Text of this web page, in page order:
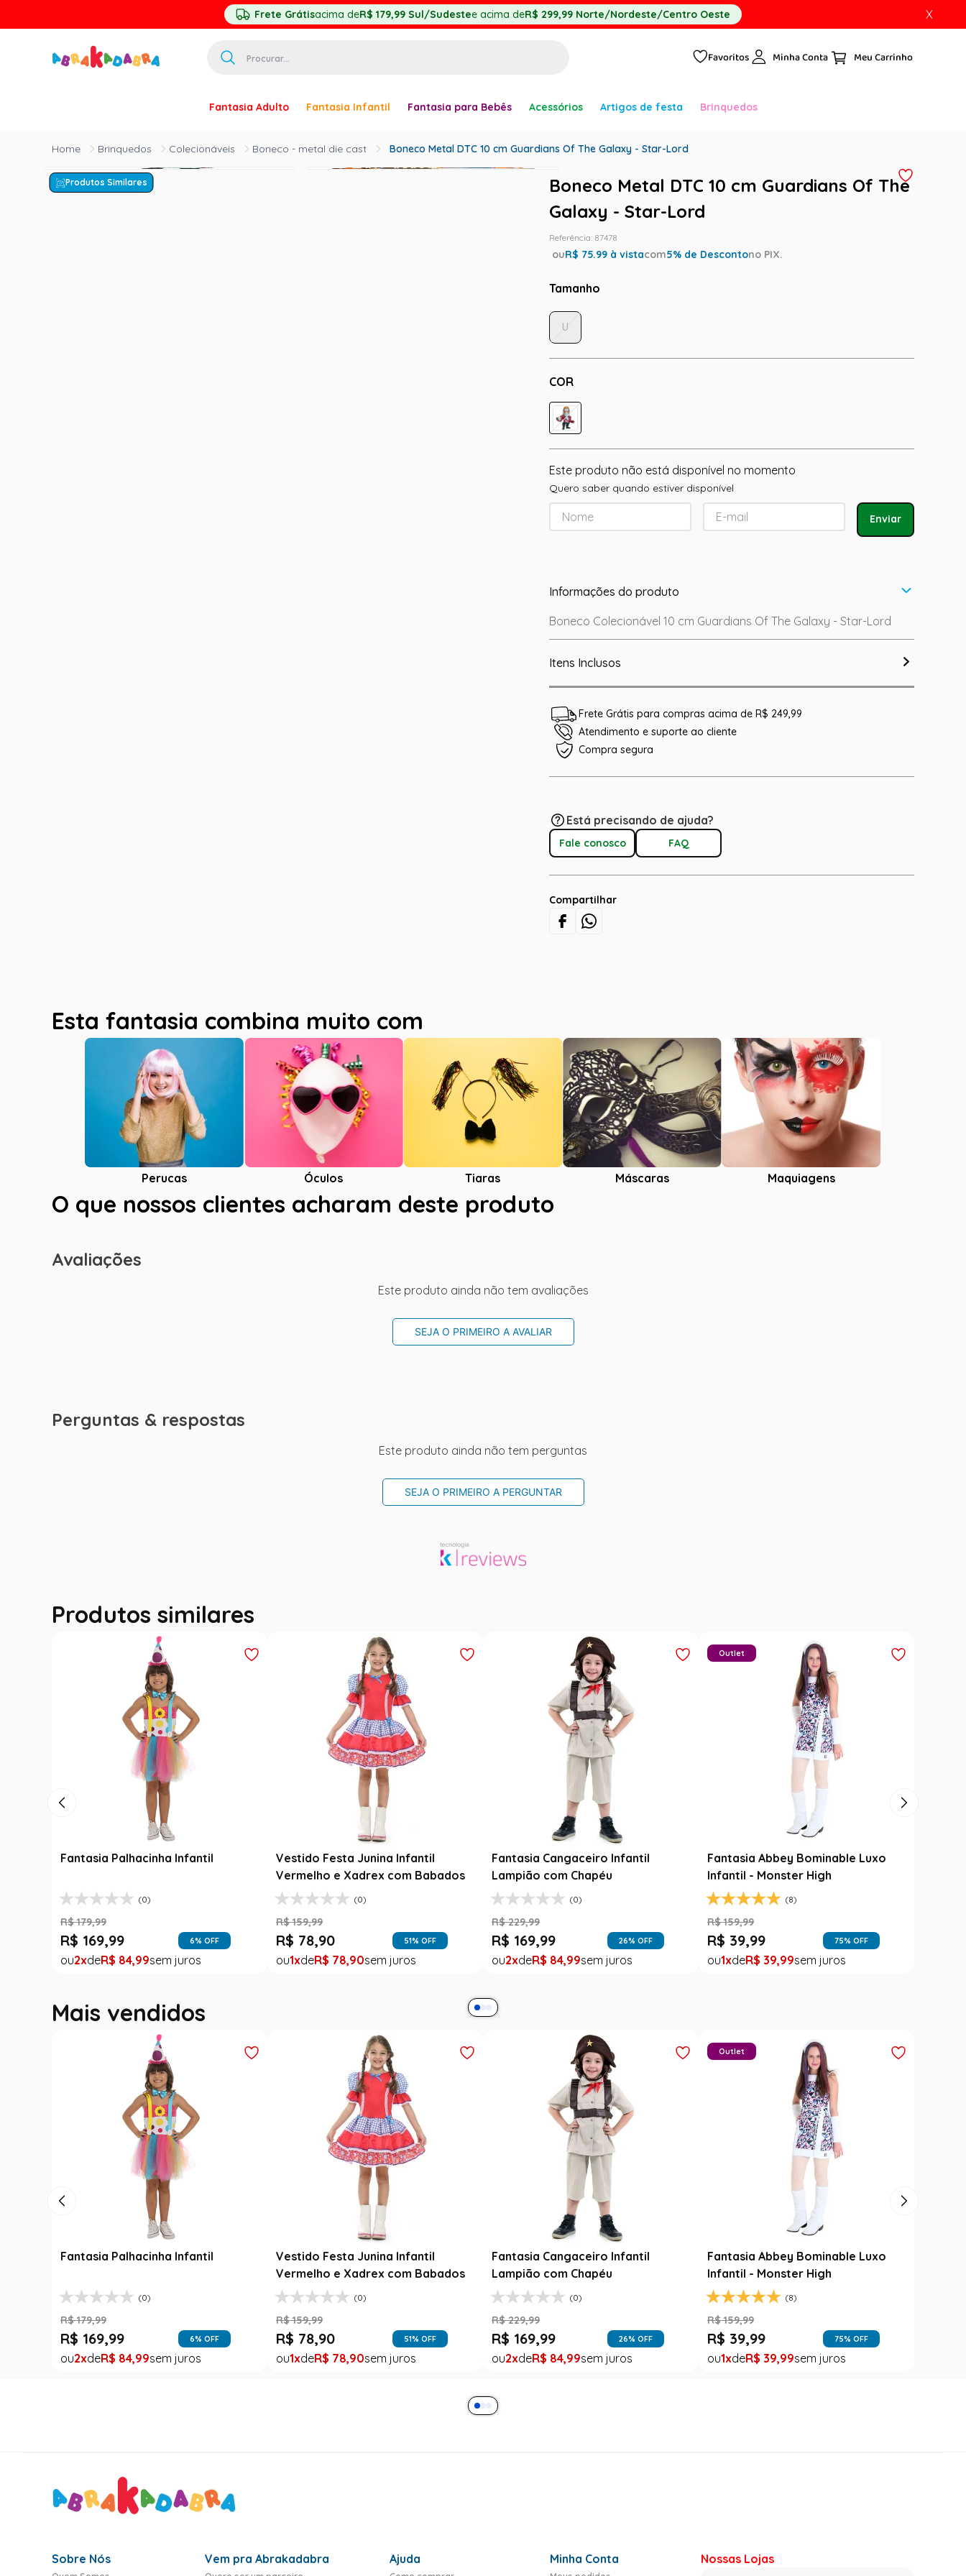
Frete Grátisacima deR$ 179,99 Sul/Sudestee acima deR$ 299,99 Norte/Nordeste/Centro Oeste X
Favoritos Minha Conta
Fantasia Adulto Fantasia Infantil Fantasia para Bebês Acessórios Artigos de festa Brinquedos
Brinquedos Colecionáveis Boneco - metal die cast Boneco Metal DTC 10 cm Guardians Of The Galaxy - Star-Lord
Produtos Similares
Boneco Metal DTC 10 cm Guardians Of The
Galaxy - Star-Lord
Referência: 87478
ouR$ 75.99 à vistacom5% de Descontono PIX.
Tamanho
COR
U
Este produto não está disponível no momento
Quero saber quando estiver disponível
Enviar
Informações do produto
Boneco Colecionável 10 cm Guardians Of The Galaxy - Star-Lord
Itens Inclusos
Frete Grátis para compras acima de R$ 249,99
Atendimento e suporte ao cliente
Compra segura
Está precisando de ajuda?
Fale conosco FAQ
Compartilhar
Esta fantasia combina muito com
Perucas Óculos Tiaras Máscaras Maquiagens
O que nossos clientes acharam deste produto
Avaliações
Este produto ainda não tem avaliações
SEJA O PRIMEIRO A AVALIAR
Perguntas & respostas
Este produto ainda não tem perguntas
SEJA O PRIMEIRO A PERGUNTAR
Produtos similares
Fantasia Palhacinha Infantil
(0)
R$ 179,99
R$ 169,99 6% OFF
2 R$ 84,99
Vestido Festa Junina Infantil
Vermelho e Xadrex com Babados
(0)
R$ 159,99
R$ 78,90 51% OFF
1 R$ 78,90
Fantasia Cangaceiro Infantil
Lampião com Chapéu
(0)
R$ 229,99
R$ 169,99 26% OFF
2 R$ 84,99
Fantasia Abbey Bominable Luxo
Infantil - Monster High
(8)
Outlet
R$ 159,99
R$ 39,99 75% OFF
1 R$ 39,99
Mais vendidos
Fantasia Palhacinha Infantil
(0)
R$ 179,99
R$ 169,99 6% OFF
2 R$ 84,99
Vestido Festa Junina Infantil
Vermelho e Xadrex com Babados
(0)
R$ 159,99
R$ 78,90 51% OFF
1 R$ 78,90
Fantasia Cangaceiro Infantil
Lampião com Chapéu
(0)
R$ 229,99
R$ 169,99 26% OFF
2 R$ 84,99
Fantasia Abbey Bominable Luxo
Infantil - Monster High
(8)
Outlet
R$ 159,99
R$ 39,99 75% OFF
1 R$ 39,99
Sobre Nós Vem pra Abrakadabra Ajuda Minha Conta Nossas Lojas